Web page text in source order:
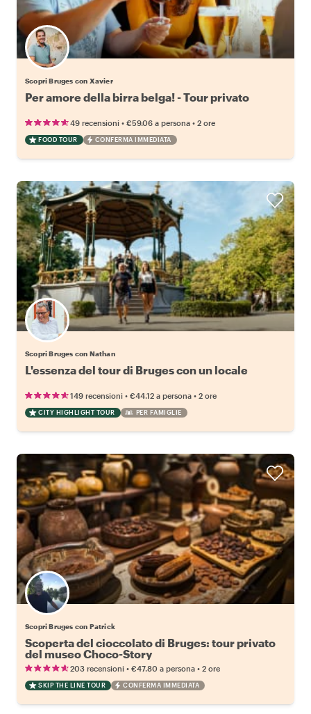
Scopri Bruges con Xavier
Per amore della birra belga! - Tour privato
49 recensioni • €59.06 a persona • 2 ore
FOOD TOUR CONFERMA IMMEDIATA
Scopri Bruges con Nathan
L'essenza del tour di Bruges con un locale
149 recensioni • €44.12 a persona • 2 ore
CITY HIGHLIGHT TOUR PER FAMIGLIE
Scopri Bruges con Patrick
Scoperta del cioccolato di Bruges: tour privato
del museo Choco-Story
203 recensioni • €47.80 a persona • 2 ore
SKIP THE LINE TOUR CONFERMA IMMEDIATA